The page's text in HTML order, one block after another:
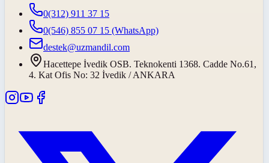
0(312) 911 37 15
0(546) 855 07 15 (WhatsApp)
destek@uzmandil.com
Hacettepe İvedik OSB. Teknokenti 1368. Cadde No.61,
4. Kat Ofis No: 32 İvedik / ANKARA